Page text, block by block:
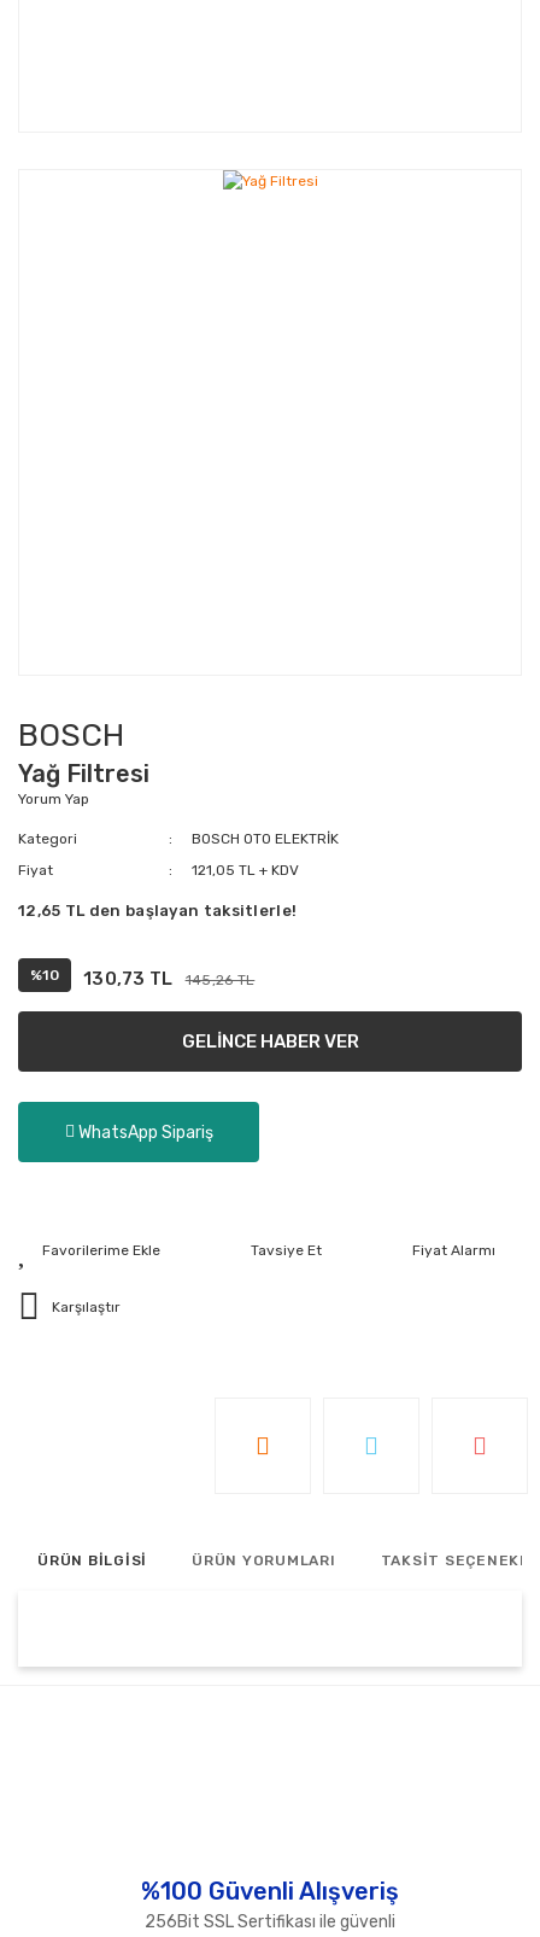
BOSCH
Yağ Filtresi
Yorum Yap
Kategori
BOSCH OTO ELEKTRİK
Fiyat
121,05 TL + KDV
12,65 TL den başlayan taksitlerle!
%10 130,73 TL 145,26 TL
GELİNCE HABER VER
WhatsApp Sipariş
Tavsiye Et Fiyat Alarmı
Karşılaştır
ÜRÜN BİLGİSİ ÜRÜN YORUMLARI TAKSİT
Ürün fiyatı diğer sitelerden daha pahalı.
%100 Güvenli Alışveriş
256Bit SSL Sertifikası ile güvenli